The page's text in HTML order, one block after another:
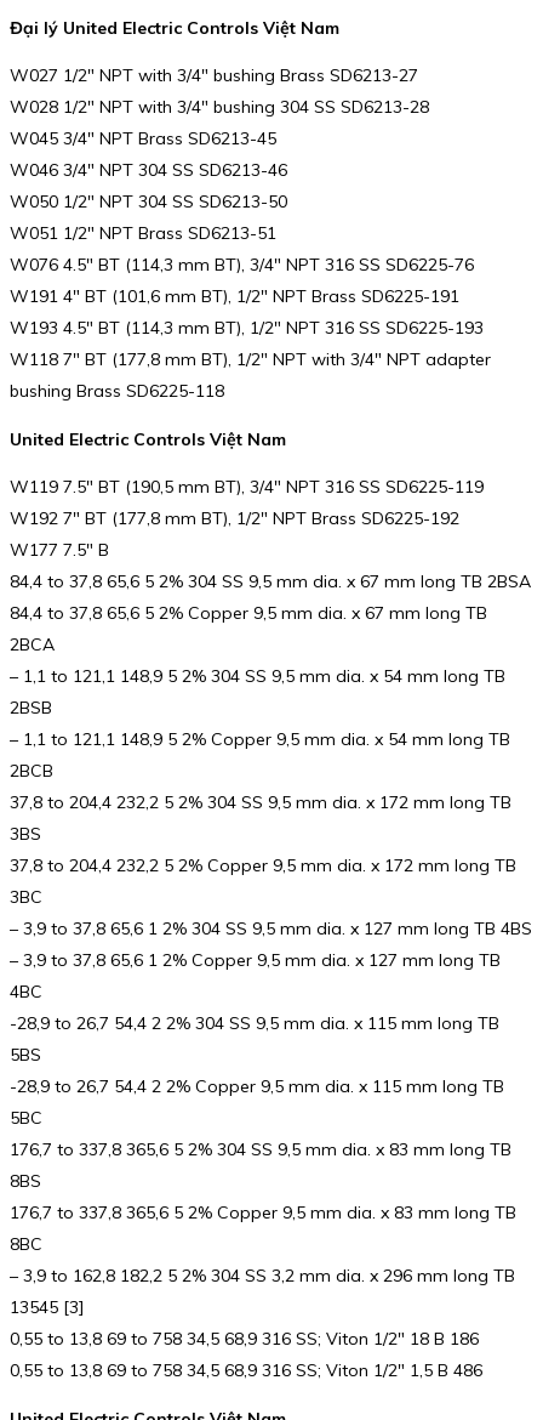
Đại lý United Electric Controls Việt Nam
W027 1/2″ NPT with 3/4″ bushing Brass SD6213-27
W028 1/2″ NPT with 3/4″ bushing 304 SS SD6213-28
W045 3/4″ NPT Brass SD6213-45
W046 3/4″ NPT 304 SS SD6213-46
W050 1/2″ NPT 304 SS SD6213-50
W051 1/2″ NPT Brass SD6213-51
W076 4.5″ BT (114,3 mm BT), 3/4″ NPT 316 SS SD6225-76
W191 4″ BT (101,6 mm BT), 1/2″ NPT Brass SD6225-191
W193 4.5″ BT (114,3 mm BT), 1/2″ NPT 316 SS SD6225-193
W118 7″ BT (177,8 mm BT), 1/2″ NPT with 3/4″ NPT adapter
bushing Brass SD6225-118
United Electric Controls Việt Nam
W119 7.5″ BT (190,5 mm BT), 3/4″ NPT 316 SS SD6225-119
W192 7″ BT (177,8 mm BT), 1/2″ NPT Brass SD6225-192
W177 7.5″ B
84,4 to 37,8 65,6 5 2% 304 SS 9,5 mm dia. x 67 mm long TB 2BSA
84,4 to 37,8 65,6 5 2% Copper 9,5 mm dia. x 67 mm long TB
2BCA
– 1,1 to 121,1 148,9 5 2% 304 SS 9,5 mm dia. x 54 mm long TB
2BSB
– 1,1 to 121,1 148,9 5 2% Copper 9,5 mm dia. x 54 mm long TB
2BCB
37,8 to 204,4 232,2 5 2% 304 SS 9,5 mm dia. x 172 mm long TB
3BS
37,8 to 204,4 232,2 5 2% Copper 9,5 mm dia. x 172 mm long TB
3BC
– 3,9 to 37,8 65,6 1 2% 304 SS 9,5 mm dia. x 127 mm long TB 4BS
– 3,9 to 37,8 65,6 1 2% Copper 9,5 mm dia. x 127 mm long TB
4BC
-28,9 to 26,7 54,4 2 2% 304 SS 9,5 mm dia. x 115 mm long TB
5BS
-28,9 to 26,7 54,4 2 2% Copper 9,5 mm dia. x 115 mm long TB
5BC
176,7 to 337,8 365,6 5 2% 304 SS 9,5 mm dia. x 83 mm long TB
8BS
176,7 to 337,8 365,6 5 2% Copper 9,5 mm dia. x 83 mm long TB
8BC
– 3,9 to 162,8 182,2 5 2% 304 SS 3,2 mm dia. x 296 mm long TB
13545 [3]
0,55 to 13,8 69 to 758 34,5 68,9 316 SS; Viton 1/2″ 18 B 186
0,55 to 13,8 69 to 758 34,5 68,9 316 SS; Viton 1/2″ 1,5 B 486